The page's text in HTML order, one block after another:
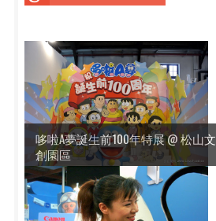
哆啦A夢誕生前100年特展 @ 松山文
創園區